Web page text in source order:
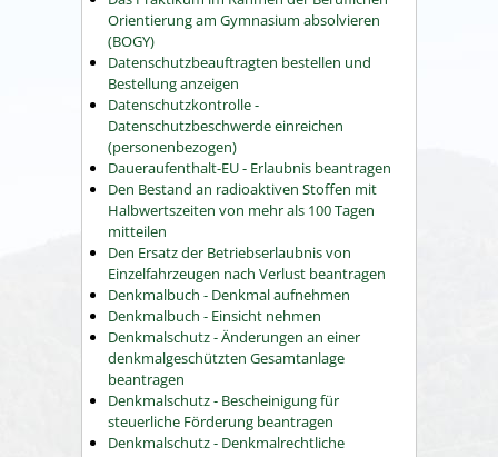
Orientierung am Gymnasium absolvieren
(BOGY)
Datenschutzbeauftragten bestellen und
Bestellung anzeigen
Datenschutzkontrolle -
Datenschutzbeschwerde einreichen
(personenbezogen)
Daueraufenthalt-EU - Erlaubnis beantragen
Den Bestand an radioaktiven Stoffen mit
Halbwertszeiten von mehr als 100 Tagen
mitteilen
Den Ersatz der Betriebserlaubnis von
Einzelfahrzeugen nach Verlust beantragen
Denkmalbuch - Denkmal aufnehmen
Denkmalbuch - Einsicht nehmen
Denkmalschutz - Änderungen an einer
denkmalgeschützten Gesamtanlage
beantragen
Denkmalschutz - Bescheinigung für
steuerliche Förderung beantragen
Denkmalschutz - Denkmalrechtliche